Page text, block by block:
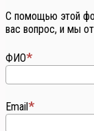
С помощью этой
вас вопрос, и мы
ФИО
Email